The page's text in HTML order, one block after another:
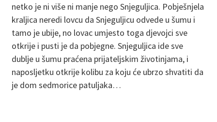
netko je ni više ni manje nego Snjeguljica. Pobješnjela
kraljica neredi lovcu da Snjeguljicu odvede u šumu i
tamo je ubije, no lovac umjesto toga djevojci sve
otkrije i pusti je da pobjegne. Snjeguljica ide sve
dublje u šumu praćena prijateljskim životinjama, i
naposljetku otkrije kolibu za koju će ubrzo shvatiti da
je dom sedmorice patuljaka…